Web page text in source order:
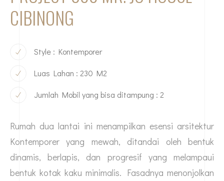
CIBINONG
Style : Kontemporer
Luas Lahan : 230 M2
Jumlah Mobil yang bisa ditampung : 2
Rumah dua lantai ini menampilkan esensi arsitektur
Kontemporer yang mewah, ditandai oleh bentuk
dinamis, berlapis, dan progresif yang melampaui
bentuk kotak kaku minimalis. Fasadnya menonjolkan